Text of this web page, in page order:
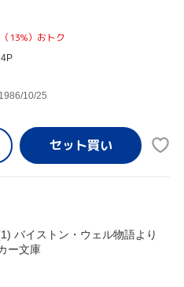
13%）おトク
10/25
バイストン・ウェル物語より
ー文庫